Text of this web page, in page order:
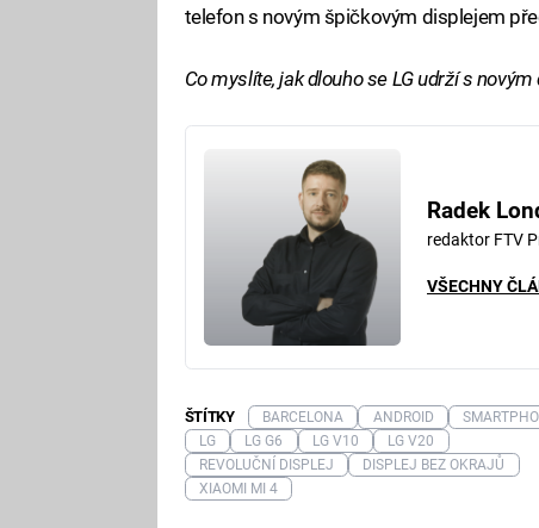
telefon s novým špičkovým displejem
Co myslíte, jak dlouho se LG udrží s
Radek
redaktor FTV
VŠECHNY
ŠTÍTKY BARCELONA ANDROID
LG
LG G6 LG V10
LG V20
REVOLUČNÍ DISPLEJ
DISPLEJ BEZ OKRAJŮ
XIAOMI MI 4